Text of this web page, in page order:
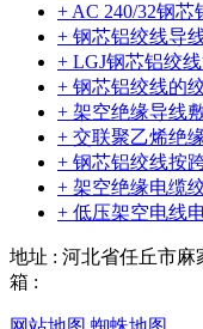
+ AC 240/32钢
+ 钢芯铝绞线导
+ LGJ钢芯铝绞
+ 钢芯铝绞线的
+ 架空绝缘导线
+ 交联聚乙烯绝
+ 钢芯铝绞线按
+ 架空绝缘电缆
+ 低压架空电线
地址 : 河北省任丘市麻
箱 :